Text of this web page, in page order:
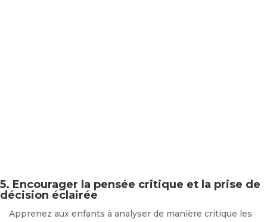
5. Encourager la pensée critique et la prise de
décision éclairée
Apprenez aux enfants à analyser de manière critique les